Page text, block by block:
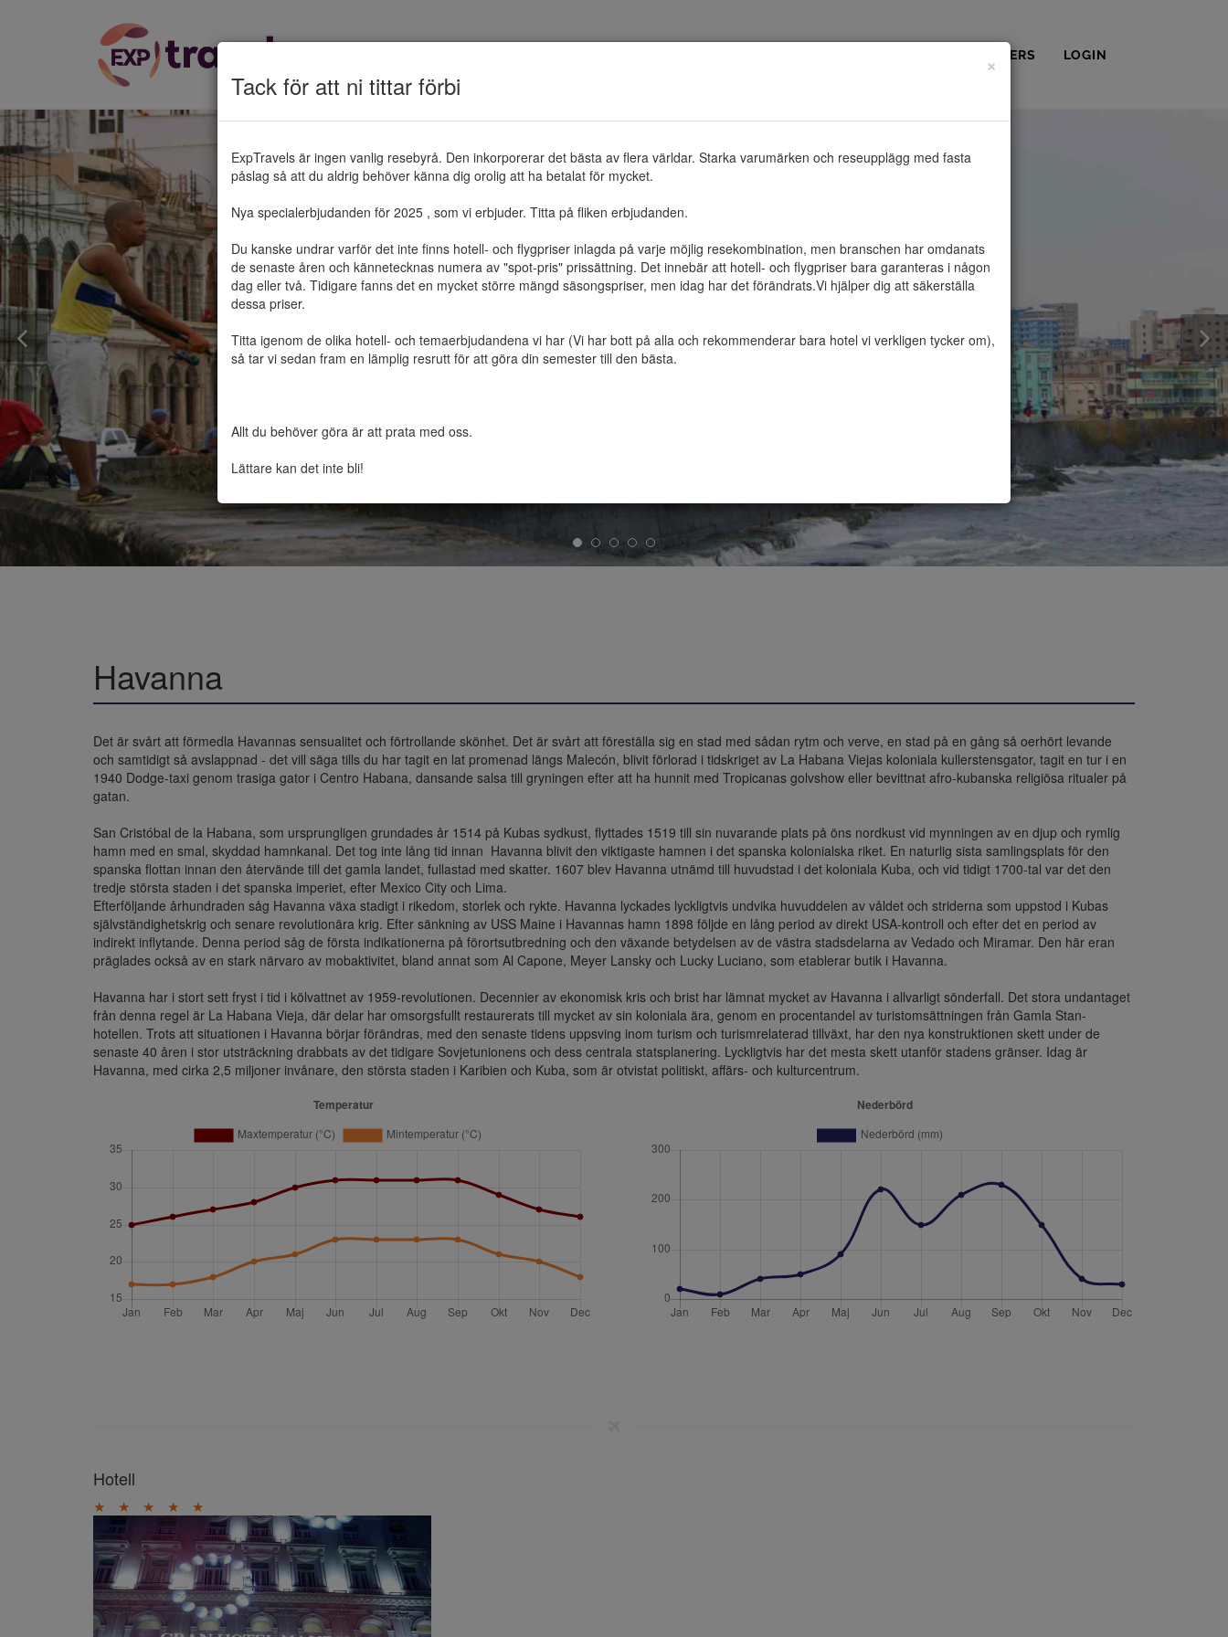
PARTNERS LOGIN
Tack för att ni tittar förbi
×
ExpTravels är ingen vanlig resebyrå. Den inkorporerar det bästa av flera världar. Starka varumärken och reseupplägg med fasta
påslag så att du aldrig behöver känna dig orolig att ha betalat för mycket.
Nya specialerbjudanden för 2025 , som vi erbjuder. Titta på fliken erbjudanden.
Du kanske undrar varför det inte finns hotell- och flygpriser inlagda på varje möjlig resekombination, men branschen har omdanats
de senaste åren och kännetecknas numera av "spot-pris" prissättning. Det innebär att hotell- och flygpriser bara garanteras i någon
dag eller två. Tidigare fanns det en mycket större mängd säsongspriser, men idag har det förändrats.Vi hjälper dig att säkerställa
dessa priser.
Titta igenom de olika hotell- och temaerbjudandena vi har (Vi har bott på alla och rekommenderar bara hotel vi verkligen tycker om),
så tar vi sedan fram en lämplig resrutt för att göra din semester till den bästa.
Allt du behöver göra är att prata med oss.
Lättare kan det inte bli!
Havanna
Det är svårt att förmedla Havannas sensualitet och förtrollande skönhet. Det är svårt att föreställa sig en stad med sådan rytm och verve, en stad på en gång så oerhört levande
och samtidigt så avslappnad - det vill säga tills du har tagit en lat promenad längs Malecón, blivit förlorad i tidskriget av La Habana Viejas koloniala kullerstensgator, tagit en tur i en
1940 Dodge-taxi genom trasiga gator i Centro Habana, dansande salsa till gryningen efter att ha hunnit med Tropicanas golvshow eller bevittnat afro-kubanska religiösa ritualer på
gatan.
San Cristóbal de la Habana, som ursprungligen grundades år 1514 på Kubas sydkust, flyttades 1519 till sin nuvarande plats på öns nordkust vid mynningen av en djup och rymlig
hamn med en smal, skyddad hamnkanal. Det tog inte lång tid innan  Havanna blivit den viktigaste hamnen i det spanska kolonialska riket. En naturlig sista samlingsplats för den
spanska flottan innan den återvände till det gamla landet, fullastad med skatter. 1607 blev Havanna utnämd till huvudstad i det koloniala Kuba, och vid tidigt 1700-tal var det den
tredje största staden i det spanska imperiet, efter Mexico City och Lima.
Efterföljande århundraden såg Havanna växa stadigt i rikedom, storlek och rykte. Havanna lyckades lyckligtvis undvika huvuddelen av våldet och striderna som uppstod i Kubas
självständighetskrig och senare revolutionära krig. Efter sänkning av USS Maine i Havannas hamn 1898 följde en lång period av direkt USA-kontroll och efter det en period av
indirekt inflytande. Denna period såg de första indikationerna på förortsutbredning och den växande betydelsen av de västra stadsdelarna av Vedado och Miramar. Den här eran
präglades också av en stark närvaro av mobaktivitet, bland annat som Al Capone, Meyer Lansky och Lucky Luciano, som etablerar butik i Havanna.
Havanna har i stort sett fryst i tid i kölvattnet av 1959-revolutionen. Decennier av ekonomisk kris och brist har lämnat mycket av Havanna i allvarligt sönderfall. Det stora undantaget
från denna regel är La Habana Vieja, där delar har omsorgsfullt restaurerats till mycket av sin koloniala ära, genom en procentandel av turistomsättningen från Gamla Stan-
hotellen. Trots att situationen i Havanna börjar förändras, med den senaste tidens uppsving inom turism och turismrelaterad tillväxt, har den nya konstruktionen skett under de
senaste 40 åren i stor utsträckning drabbats av det tidigare Sovjetunionens och dess centrala statsplanering. Lyckligtvis har det mesta skett utanför stadens gränser. Idag är
Havanna, med cirka 2,5 miljoner invånare, den största staden i Karibien och Kuba, som är otvistat politiskt, affärs- och kulturcentrum.
Hotell
★ ★ ★ ★ ★